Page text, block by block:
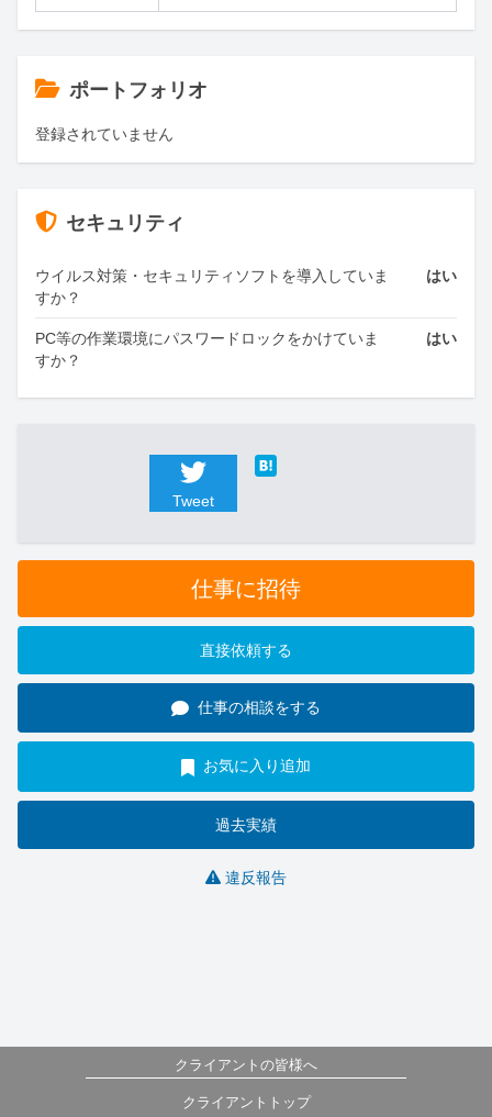
ポートフォリオ
登録されていません
セキュリティ
ウイルス対策・セキュリティソフトを導入していま
すか？
はい
PC等の作業環境にパスワードロックをかけていま
すか？
はい
Tweet
仕事に招待
直接依頼する
仕事の相談をする
お気に入り追加
過去実績
違反報告
クライアントの皆様へ
クライアントトップ